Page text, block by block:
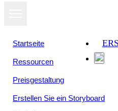
Startseite
Ressourcen
Preisgestaltung
Erstellen Sie ein Storyboard